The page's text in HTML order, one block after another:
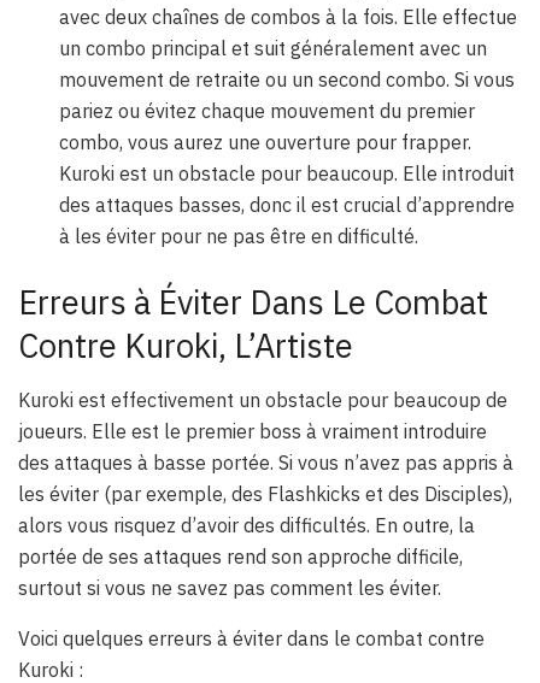
avec deux chaînes de combos à la fois. Elle effectue
un combo principal et suit généralement avec un
mouvement de retraite ou un second combo. Si vous
pariez ou évitez chaque mouvement du premier
combo, vous aurez une ouverture pour frapper.
Kuroki est un obstacle pour beaucoup. Elle introduit
des attaques basses, donc il est crucial d’apprendre
à les éviter pour ne pas être en difficulté.
Erreurs à Éviter Dans Le Combat
Contre Kuroki, L’Artiste
Kuroki est effectivement un obstacle pour beaucoup de
joueurs. Elle est le premier boss à vraiment introduire
des attaques à basse portée. Si vous n’avez pas appris à
les éviter (par exemple, des Flashkicks et des Disciples),
alors vous risquez d’avoir des difficultés. En outre, la
portée de ses attaques rend son approche difficile,
surtout si vous ne savez pas comment les éviter.
Voici quelques erreurs à éviter dans le combat contre
Kuroki :